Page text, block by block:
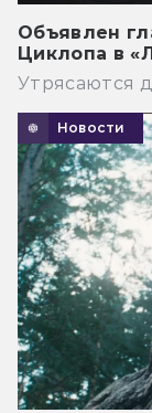
Объявлен
Циклопа в
Утрясаются
Новости